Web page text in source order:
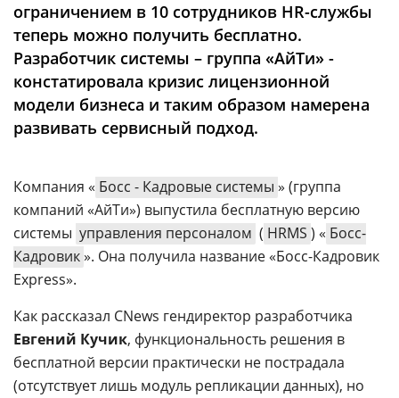
Аналитика
Конференции
Техника
ТВ
Об
Реклама
Вакансии
Контакты
Max
Telegram
Дзен
VK
Rutube
ограничением в 10 сотрудников HR-службы
теперь можно получить бесплатно.
Разработчик системы – группа «АйТи» -
констатировала кризис лицензионной
модели бизнеса и таким образом намерена
развивать сервисный подход.
Компания « Босс - Кадровые системы » (группа
компаний «АйТи») выпустила бесплатную версию
системы управления персоналом ( HRMS ) « Босс-
Кадровик». Она получила название «Босс-Кадровик
Express».
Как рассказал CNews гендиректор разработчика
Евгений Кучик, функциональность решения в
бесплатной версии практически не пострадала
(отсутствует лишь модуль репликации данных), но